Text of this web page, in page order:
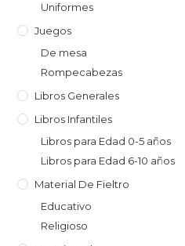
Uniformes
Juegos
De mesa
Rompecabezas
Libros Generales
Libros Infantiles
Libros para Edad 0-5 años
Libros para Edad 6-10 años
Material De Fieltro
Educativo
Religioso